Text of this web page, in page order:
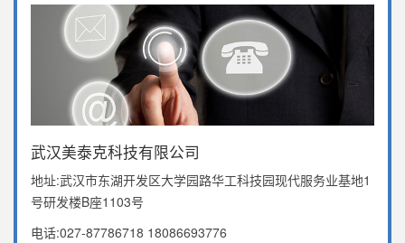
武汉美泰克科技有限公司
地址:武汉市东湖开发区大学园路华工科技园现代服务业基地1
号研发楼B座1103号
电话:027-87786718 18086693776